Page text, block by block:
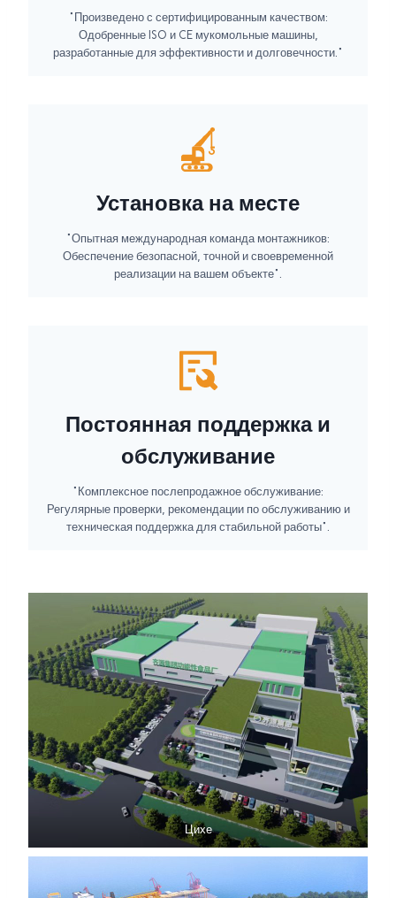
"Произведено с сертифицированным качеством:
Одобренные ISO и CE мукомольные машины,
разработанные для эффективности и долговечности."
Установка на месте
"Опытная международная команда монтажников:
Обеспечение безопасной, точной и своевременной
реализации на вашем объекте".
Постоянная поддержка и
обслуживание
"Комплексное послепродажное обслуживание:
Регулярные проверки, рекомендации по обслуживанию и
техническая поддержка для стабильной работы".
Цихе